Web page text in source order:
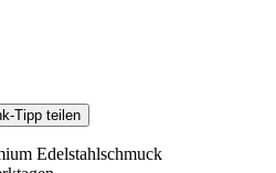
Tipp teilen
Edelstahlschmuck